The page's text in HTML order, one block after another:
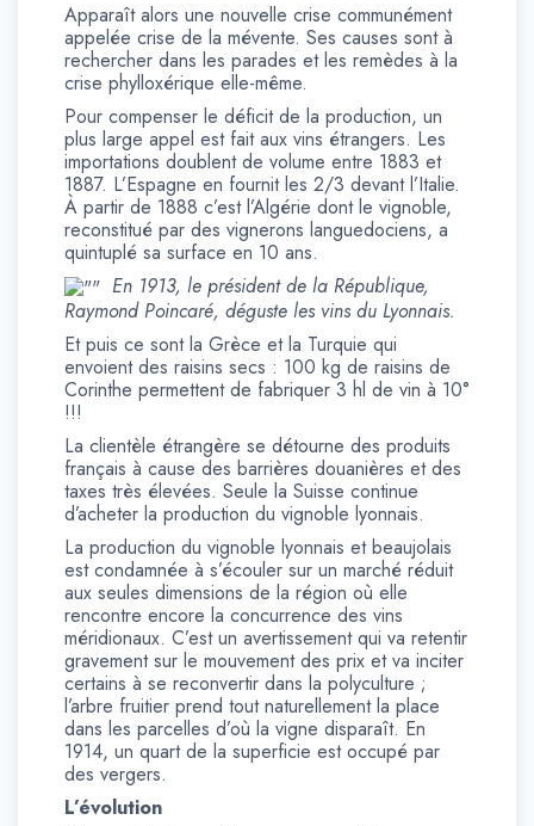
Apparaît alors une nouvelle crise communément
appelée crise de la mévente. Ses causes sont à
rechercher dans les parades et les remèdes à la
crise phylloxérique elle-même.
Pour compenser le déficit de la production, un
plus large appel est fait aux vins étrangers. Les
importations doublent de volume entre 1883 et
1887. L’Espagne en fournit les 2/3 devant l’Italie.
À partir de 1888 c’est l’Algérie dont le vignoble,
reconstitué par des vignerons languedociens, a
quintuplé sa surface en 10 ans.
En 1913, le président de la République,
Raymond Poincaré, déguste les vins du Lyonnais.
Et puis ce sont la Grèce et la Turquie qui
envoient des raisins secs : 100 kg de raisins de
Corinthe permettent de fabriquer 3 hl de vin à 10°
!!!
La clientèle étrangère se détourne des produits
français à cause des barrières douanières et des
taxes très élevées. Seule la Suisse continue
d’acheter la production du vignoble lyonnais.
La production du vignoble lyonnais et beaujolais
est condamnée à s’écouler sur un marché réduit
aux seules dimensions de la région où elle
rencontre encore la concurrence des vins
méridionaux. C’est un avertissement qui va retentir
gravement sur le mouvement des prix et va inciter
certains à se reconvertir dans la polyculture ;
l’arbre fruitier prend tout naturellement la place
dans les parcelles d’où la vigne disparaît. En
1914, un quart de la superficie est occupé par
des vergers.
L’évolution